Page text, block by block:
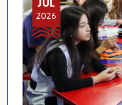
2026